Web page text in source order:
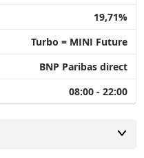
19,71%
Turbo = MINI Future
BNP Paribas direct
08:00 - 22:00